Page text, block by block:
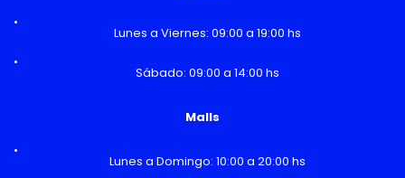
Lunes a Viernes: 09:00 a 19:00 hs
Sábado: 09:00 a 14:00 hs
Malls
Lunes a Domingo: 10:00 a 20:00 hs